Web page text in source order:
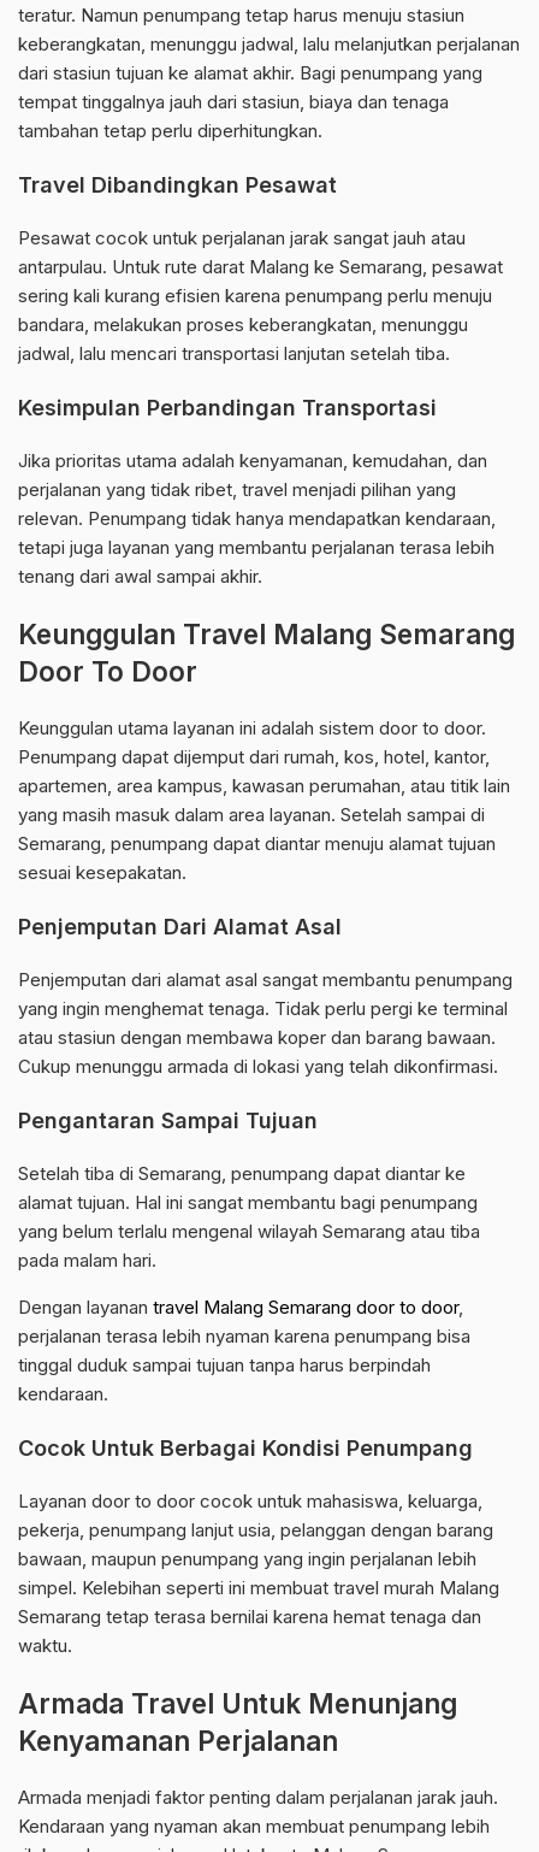
teratur. Namun penumpang tetap harus menuju stasiun
keberangkatan, menunggu jadwal, lalu melanjutkan perjalanan
dari stasiun tujuan ke alamat akhir. Bagi penumpang yang
tempat tinggalnya jauh dari stasiun, biaya dan tenaga
tambahan tetap perlu diperhitungkan.
Travel Dibandingkan Pesawat
Pesawat cocok untuk perjalanan jarak sangat jauh atau
antarpulau. Untuk rute darat Malang ke Semarang, pesawat
sering kali kurang efisien karena penumpang perlu menuju
bandara, melakukan proses keberangkatan, menunggu
jadwal, lalu mencari transportasi lanjutan setelah tiba.
Kesimpulan Perbandingan Transportasi
Jika prioritas utama adalah kenyamanan, kemudahan, dan
perjalanan yang tidak ribet, travel menjadi pilihan yang
relevan. Penumpang tidak hanya mendapatkan kendaraan,
tetapi juga layanan yang membantu perjalanan terasa lebih
tenang dari awal sampai akhir.
Keunggulan Travel Malang Semarang
Door To Door
Keunggulan utama layanan ini adalah sistem door to door.
Penumpang dapat dijemput dari rumah, kos, hotel, kantor,
apartemen, area kampus, kawasan perumahan, atau titik lain
yang masih masuk dalam area layanan. Setelah sampai di
Semarang, penumpang dapat diantar menuju alamat tujuan
sesuai kesepakatan.
Penjemputan Dari Alamat Asal
Penjemputan dari alamat asal sangat membantu penumpang
yang ingin menghemat tenaga. Tidak perlu pergi ke terminal
atau stasiun dengan membawa koper dan barang bawaan.
Cukup menunggu armada di lokasi yang telah dikonfirmasi.
Pengantaran Sampai Tujuan
Setelah tiba di Semarang, penumpang dapat diantar ke
alamat tujuan. Hal ini sangat membantu bagi penumpang
yang belum terlalu mengenal wilayah Semarang atau tiba
pada malam hari.
Dengan layanan travel Malang Semarang door to door,
perjalanan terasa lebih nyaman karena penumpang bisa
tinggal duduk sampai tujuan tanpa harus berpindah
kendaraan.
Cocok Untuk Berbagai Kondisi Penumpang
Layanan door to door cocok untuk mahasiswa, keluarga,
pekerja, penumpang lanjut usia, pelanggan dengan barang
bawaan, maupun penumpang yang ingin perjalanan lebih
simpel. Kelebihan seperti ini membuat travel murah Malang
Semarang tetap terasa bernilai karena hemat tenaga dan
waktu.
Armada Travel Untuk Menunjang
Kenyamanan Perjalanan
Armada menjadi faktor penting dalam perjalanan jarak jauh.
Kendaraan yang nyaman akan membuat penumpang lebih